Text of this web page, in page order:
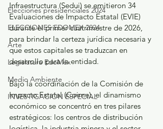
Elecciones presidenciales 2024
ELECCIONES EDOMEX 2024
Arte
Legislatura EdoMéx
Medio Ambiente
INVESTIGACIÓN ESPECIAL
Infraestructura (Sedui) se emitieron 34
Evaluaciones de Impacto Estatal (EVIE)
durante el primer cuatrimestre de 2026,
para brindar la certeza jurídica necesaria y
que estos capitales se traduzcan en
desarrollo para la entidad.
Bajo la coordinación de la Comisión de
Impacto Estatal (Coime), el dinamismo
económico se concentró en tres pilares
estratégicos: los centros de distribución